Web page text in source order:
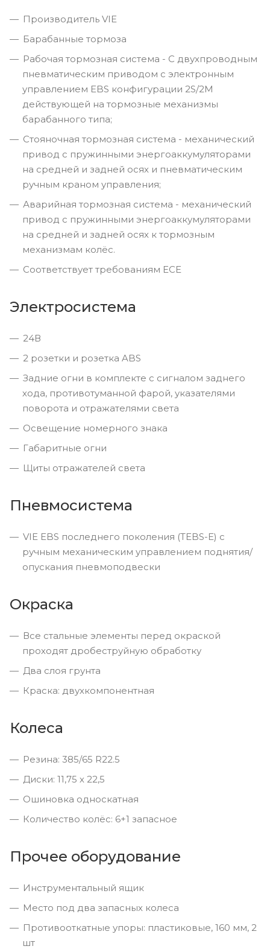
Производитель VIE
Барабанные тормоза
Рабочая тормозная система - С двухпроводным
пневматическим приводом c электронным
управлением EBS конфигурации 2S/2M
действующей на тормозные механизмы
барабанного типа;
Стояночная тормозная система - механический
привод с пружинными энергоаккумуляторами
на средней и задней осях и пневматическим
ручным краном управления;
Аварийная тормозная система - механический
привод с пружинными энергоаккумуляторами
на средней и задней осях к тормозным
механизмам колёс.
Соответствует требованиям ECE
Электросистема
24В
2 розетки и розетка ABS
Задние огни в комплекте с сигналом заднего
хода, противотуманной фарой, указателями
поворота и отражателями света
Освещение номерного знака
Габаритные огни
Щиты отражателей света
Пневмосистема
VIE EBS последнего поколения (TEBS-E) с
ручным механическим управлением поднятия/
опускания пневмоподвески
Окраска
Все стальные элементы перед окраской
проходят дробеструйную обработку
Два слоя грунта
Краска: двухкомпонентная
Колеса
Резина: 385/65 R22.5
Диски: 11,75 х 22,5
Ошиновка односкатная
Количество колёс: 6+1 запасное
Прочее оборудование
Инструментальный ящик
Место под два запасных колеса
Противооткатные упоры: пластиковые, 160 мм, 2
шт